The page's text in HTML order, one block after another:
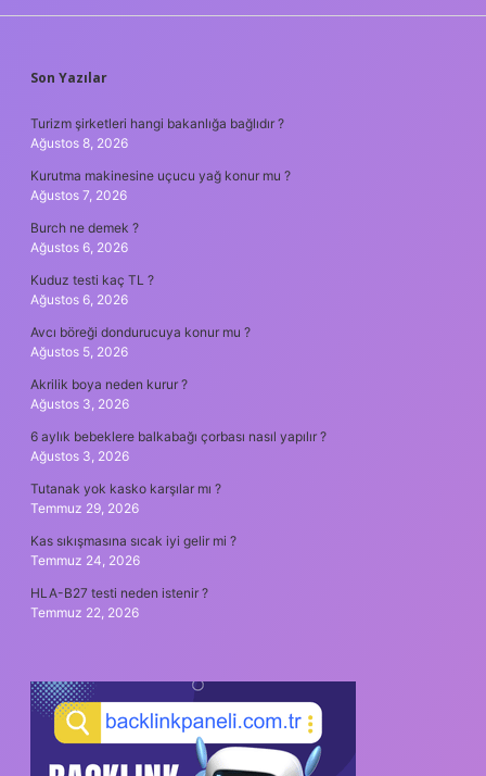
SIDEBAR
Son Yazılar
Turizm şirketleri hangi bakanlığa bağlıdır ?
Ağustos 8, 2026
Kurutma makinesine uçucu yağ konur mu ?
Ağustos 7, 2026
Burch ne demek ?
Ağustos 6, 2026
Kuduz testi kaç TL ?
Ağustos 6, 2026
Avcı böreği dondurucuya konur mu ?
Ağustos 5, 2026
Akrilik boya neden kurur ?
Ağustos 3, 2026
6 aylık bebeklere balkabağı çorbası nasıl yapılır ?
Ağustos 3, 2026
Tutanak yok kasko karşılar mı ?
Temmuz 29, 2026
Kas sıkışmasına sıcak iyi gelir mi ?
Temmuz 24, 2026
HLA-B27 testi neden istenir ?
Temmuz 22, 2026